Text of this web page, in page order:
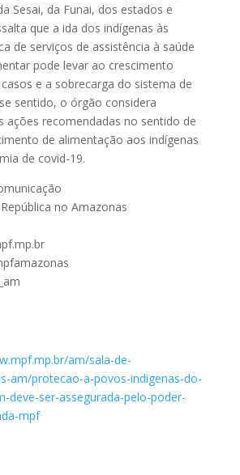
Sesai, da Funai, dos estados e
que a ida dos indígenas às
de serviços de assistência à saúde
pode levar ao crescimento
e a sobrecarga do sistema de
sentido, o órgão considera
ações recomendadas no sentido de
de alimentação aos indígenas
de covid-19.
no Amazonas
am/sala-de-
am/protecao-a-povos-indigenas-do-
deve-ser-assegurada-pelo-poder-
mpf